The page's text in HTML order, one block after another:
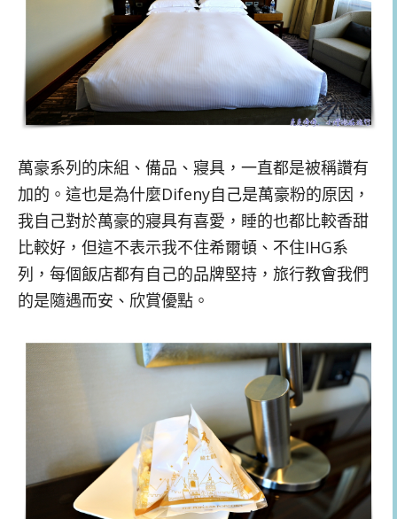
萬豪系列的床組、備品、寢具，一直都是被稱讚有
加的。這也是為什麼Difeny自己是萬豪粉的原因，
我自己對於萬豪的寢具有喜愛，睡的也都比較香甜
比較好，但這不表示我不住希爾頓、不住IHG系
列，每個飯店都有自己的品牌堅持，旅行教會我們
的是隨遇而安、欣賞優點。